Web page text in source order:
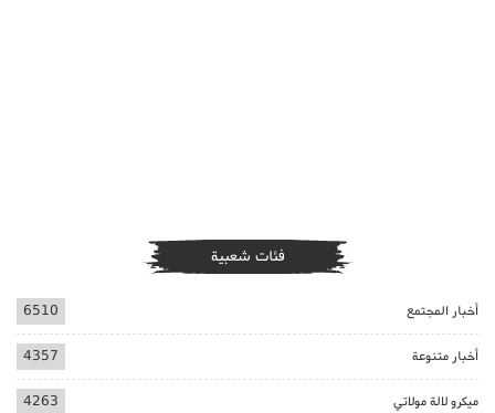
فئات شعبية
أخبار المجتمع 6510
أخبار متنوعة 4357
ميكرو لالة مولاتي 4263